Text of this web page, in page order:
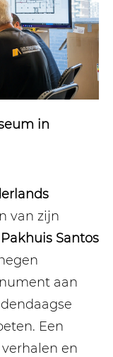
in
van zijn
Pakhuis Santos
aan
Een
en